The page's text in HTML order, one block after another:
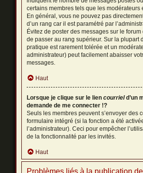
certains membres tels que les modérateurs
En général, vous ne pouvez pas
d’un rang car il est paramétré par
Évitez de poster des messages sur le
de passer au rang supérieur. Sur la plupart
pratique est rarement tolérée et un
administrateur) peut facilement abaisser
messages.
Haut
Lorsque je clique sur le liencourrield’un
demande de me connecter !?
Seuls les membres peuvent s’envoyer des
formulaire intégré (si la fonction a été
l’administrateur). Ceci pour empêcher
de la fonctionnalité par les invités.
Haut
Problèmes liés à la publication